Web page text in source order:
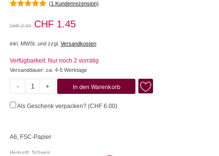
(1 Kundenrezension)
CHF2.90
Ursprünglicher
CHF 2.90
CHF 1.45Aktueller
CHF 1.45.
inkl. MWSt. und zzgl. Versandkosten
Verfügbarkeit: Nur noch 2 vorrätig
Versanddauer: ca. 4-5 Werktage
-
Strauss
Herz
+ In den Warenkorb
Als Geschenk verpacken? (CHF 6.00)
A6, FSC-Papier
Herkunft: Schweiz